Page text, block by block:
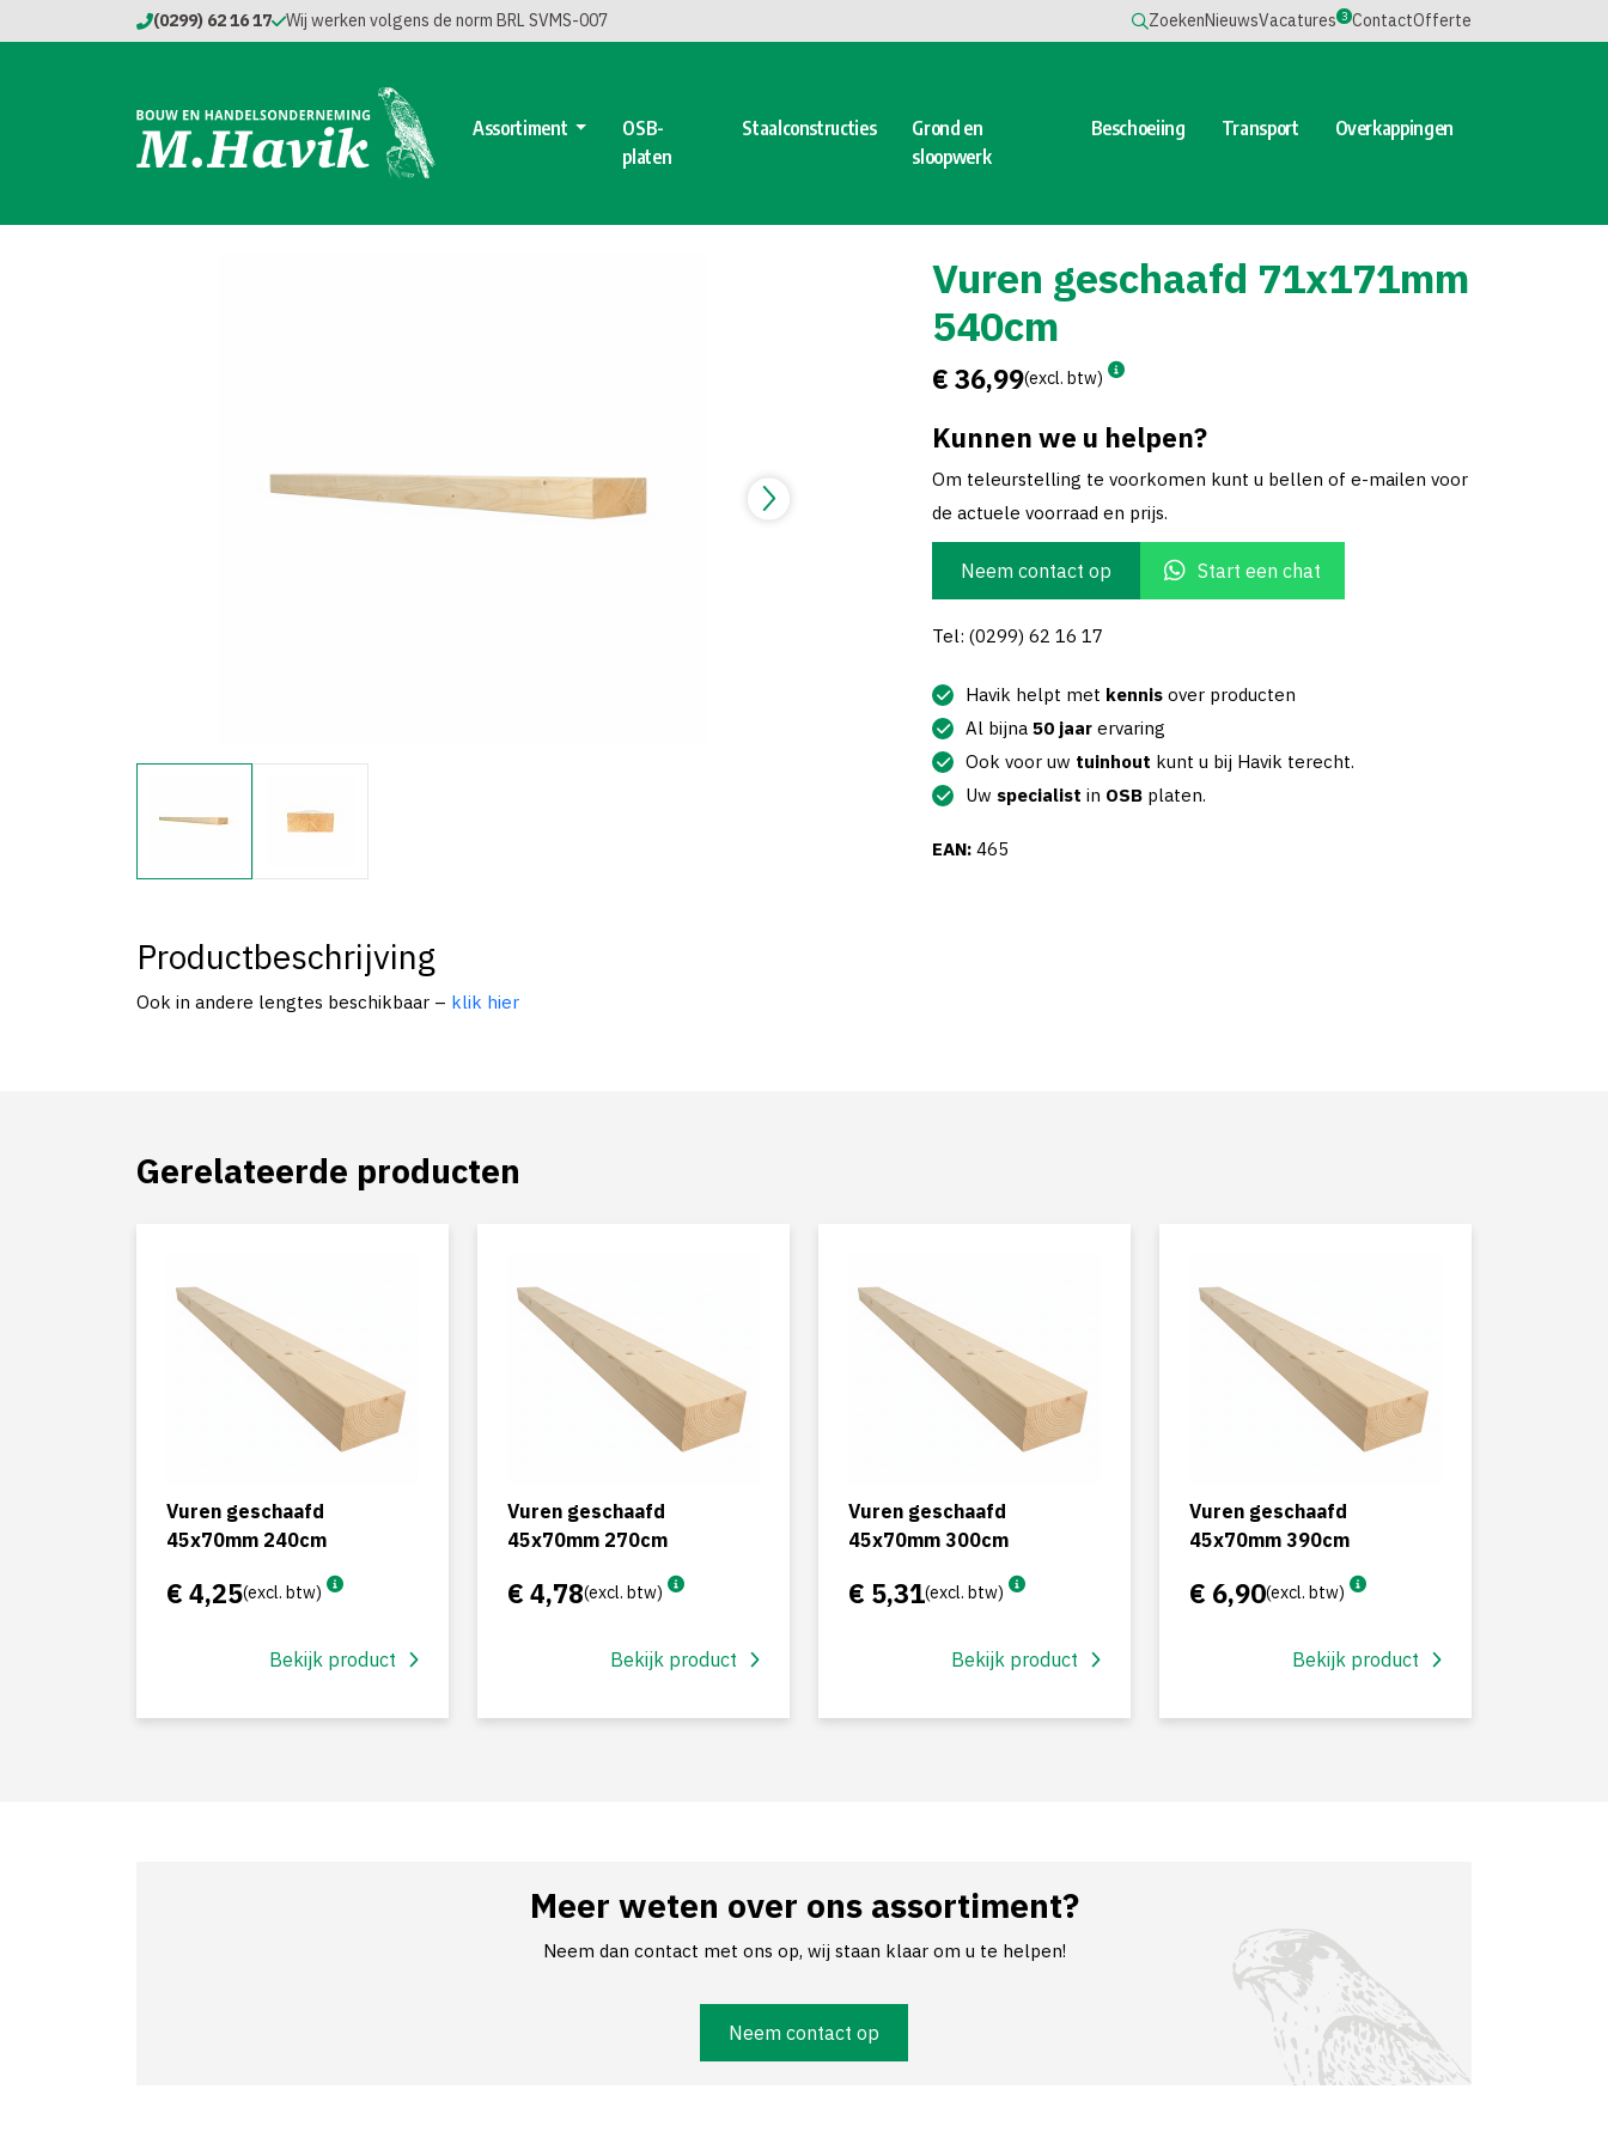
(0299) 62 16 17 Wij werken volgens de norm BRL SVMS-007 ZoekenNieuwsVacatures 3 ContactOfferte
Assortiment
OSB-
platen
Staalconstructies
Grond en
sloopwerk
Beschoeiing Transport Overkappingen
Vuren geschaafd 71x171mm
540cm
€ 36,99(excl. btw)
Kunnen we u helpen?
Om teleurstelling te voorkomen kunt u bellen of e-mailen voor
de actuele voorraad en prijs.
Neem contact op Start een chat
Tel: (0299) 62 16 17
Havik helpt met kennis over producten
Al bijna 50 jaar ervaring
Ook voor uw tuinhout kunt u bij Havik terecht.
Uw specialist in OSB platen.
EAN: 465
Productbeschrijving
Ook in andere lengtes beschikbaar – klik hier
Gerelateerde producten
Vuren geschaafd
45x70mm 240cm
€ 4,25(excl. btw)
Bekijk product
Vuren geschaafd
45x70mm 270cm
€ 4,78(excl. btw)
Bekijk product
Vuren geschaafd
45x70mm 300cm
€ 5,31(excl. btw)
Bekijk product
Vuren geschaafd
45x70mm 390cm
€ 6,90(excl. btw)
Bekijk product
Meer weten over ons assortiment?
Neem dan contact met ons op, wij staan klaar om u te helpen!
Neem contact op